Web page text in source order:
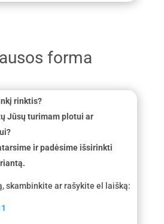
forma
rinktis?
Jūsų turimam plotui ar
ir padėsime išsirinkti
skambinkite ar rašykite el laišką: